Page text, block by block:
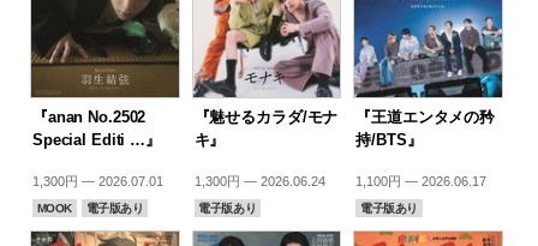
『anan No.2502
Special Editi …』
1,300円 — 2026.07.01
MOOK 電子版あり
『魅せるカラダ/モナ
キ』
1,300円 — 2026.06.24
電子版あり
『王道エンタメの矜
持/BTS』
1,100円 — 2026.06.17
電子版あり